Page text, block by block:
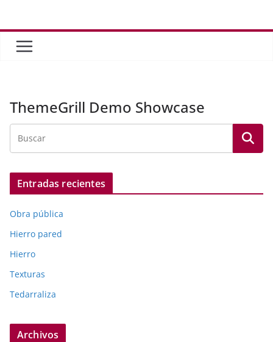
contenido
ThemeGrill Demo Showcase
Entradas recientes
Obra pública
Hierro pared
Hierro
Texturas
Tedarraliza
Archivos